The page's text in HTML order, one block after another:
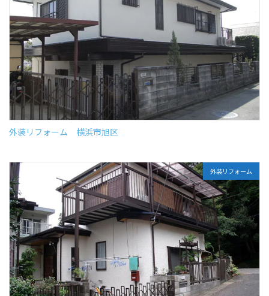
外装リフォーム 横浜市旭区
外装リフォーム